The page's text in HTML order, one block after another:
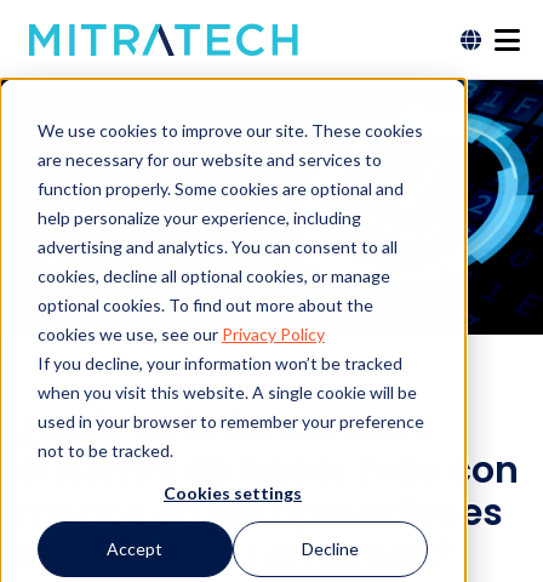
We use cookies to improve our site. These cookies
are necessary for our website and services to
function properly. Some cookies are optional and
help personalize your experience, including
advertising and analytics. You can consent to all
cookies, decline all optional cookies, or manage
optional cookies. To find out more about the
cookies we use, see our Privacy Policy
If you decline, your information won’t be tracked
when you visit this website. A single cookie will be
used in your browser to remember your preference
not to be tracked.
Cookies settings
Accept Decline
Libro electrónico
¿Cuál es la forma más
eficiente de hacer más con
menos en las operaciones
legales de su empresa?